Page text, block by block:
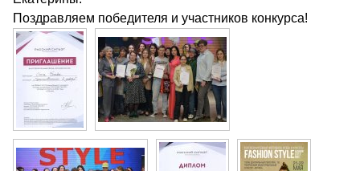
Поздравляем победителя и участников конкурса!